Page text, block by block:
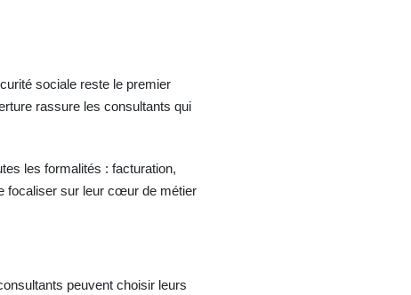
sociale reste le premier
rassure les consultants qui
les formalités : facturation,
focaliser sur leur cœur de métier
peuvent choisir leurs